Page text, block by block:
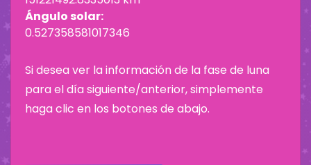
Ángulo solar:
0.527358581017346
Si desea ver la información de la fase de luna
para el día siguiente/anterior, simplemente
haga clic en los botones de abajo.